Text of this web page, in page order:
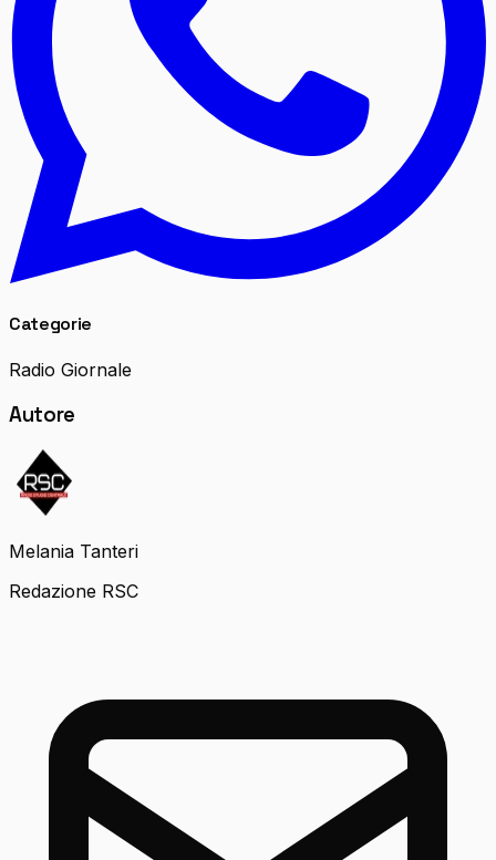
Categorie
Radio Giornale
Autore
Melania Tanteri
Redazione RSC